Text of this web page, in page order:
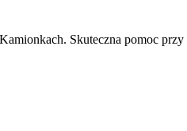
Skuteczna pomoc